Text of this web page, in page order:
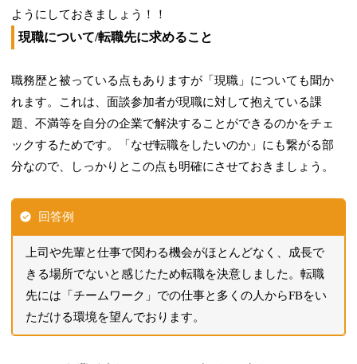
ようにしておきましょう！！
現職について/転職先に求めること
職務歴と被っている点もありますが「現職」についても聞か
れます。これは、面談参加者が現職に対して抱えている課
題、不満等を自分の企業で解決することができるのかをチェ
ックするためです。「なぜ転職をしたいのか」にも繋がる部
分なので、しっかりとこの点も明確にさせておきましょう。
回答例
上司や先輩と仕事で関わる機会がほとんどなく、成長で
きる場所でないと感じたため転職を決意しました。転職
先には「チームワーク」での仕事と多くの人からFBをい
ただける環境を望んでおります。